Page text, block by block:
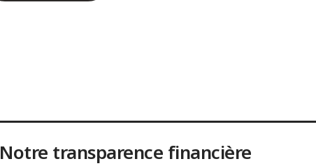
Notre transparence financière